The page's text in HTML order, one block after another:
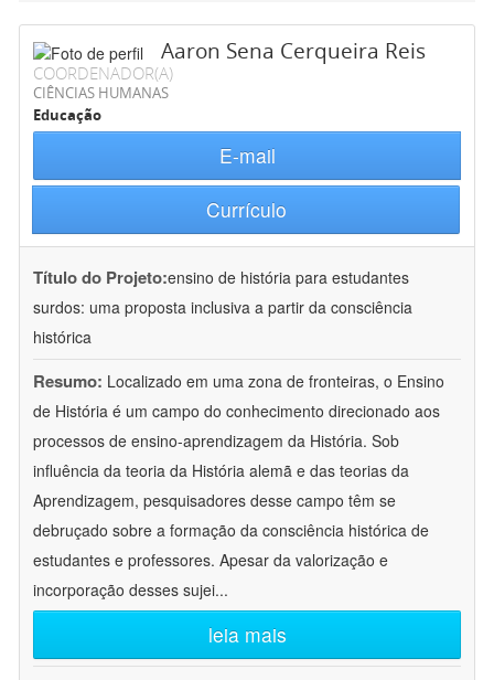
Aaron Sena Cerqueira Reis
COORDENADOR(A)
CIÊNCIAS HUMANAS
Educação
E-mail
Currículo
Título do Projeto:ensino de história para estudantes
surdos: uma proposta inclusiva a partir da consciência
histórica
Resumo: Localizado em uma zona de fronteiras, o Ensino
de História é um campo do conhecimento direcionado aos
processos de ensino-aprendizagem da História. Sob
influência da teoria da História alemã e das teorias da
Aprendizagem, pesquisadores desse campo têm se
debruçado sobre a formação da consciência histórica de
estudantes e professores. Apesar da valorização e
incorporação desses sujei...
leia mais